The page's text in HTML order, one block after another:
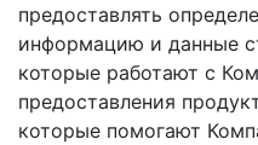
предоставлять
информацию и данные
которые работают с
предоставления
которые помогают